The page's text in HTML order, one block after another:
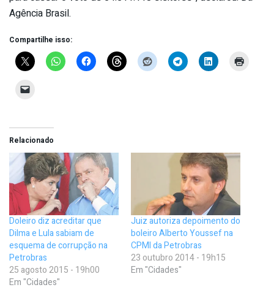
Agência Brasil.
Compartilhe isso:
Relacionado
Doleiro diz acreditar que
Dilma e Lula sabiam de
esquema de corrupção na
Petrobras
25 agosto 2015 - 19h00
Em "Cidades"
Juiz autoriza depoimento do
boleiro Alberto Youssef na
CPMI da Petrobras
23 outubro 2014 - 19h15
Em "Cidades"